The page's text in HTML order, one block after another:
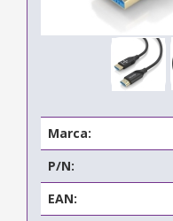
Marca:
P/N:
EAN: